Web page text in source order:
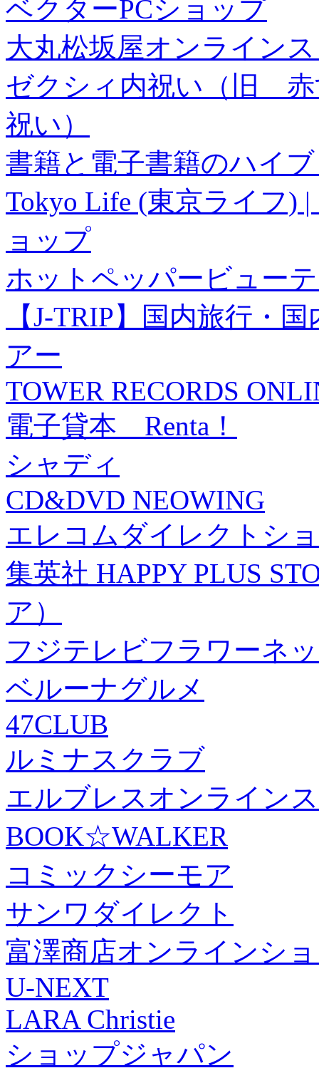
ベクターPCショップ
大丸松坂屋オンライン
ゼクシィ内祝い（旧 赤
祝い）
書籍と電子書籍のハイ
Tokyo Life (東京ライフ)
ョップ
ホットペッパービュー
【J-TRIP】国内旅行・
アー
TOWER RECORDS
電子貸本 Renta！
シャディ
CD&DVD NEOWING
エレコムダイレクトシ
集英社 HAPPY PLUS
ア）
フジテレビフラワーネ
ベルーナグルメ
47CLUB
ルミナスクラブ
エルブレスオンライン
BOOK☆WALKER
コミックシーモア
サンワダイレクト
富澤商店オンラインシ
U-NEXT
LARA Christie
ショップジャパン